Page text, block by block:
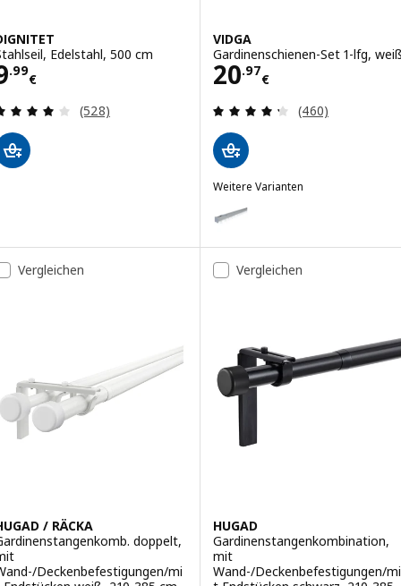
Edelstahl, 500 cm
.99
€ 9.99€
Bewertungen: 4 von 5 Sternen. Bewertungen
(528)
VIDGA
Gardinenschienen-Set 1-lfg,
20.97
€
Preis 20.97€
Bewertungen:
(460)
Weitere Varianten
Option: VIDGA,
Vergleichen
/ RÄCKA
doppelt,
Deckenbefestigungen/mi
Vergleichen
HUGAD
Gardinenstangenkombination,
mit
Wand-/Deckenbefestigungen/mi